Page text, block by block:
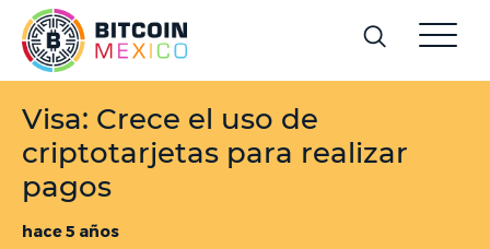
Visa: Crece el uso de
criptotarjetas para realizar
pagos
hace 5 años